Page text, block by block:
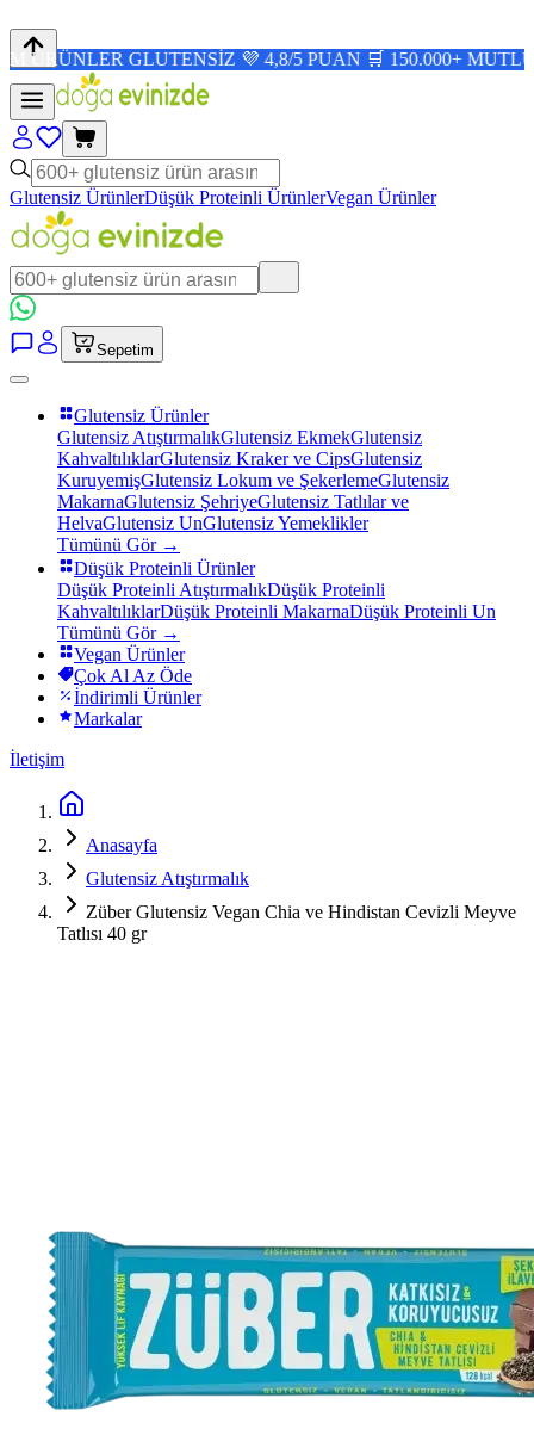
GLUTENSİZ 💜 4,8/5 PUAN 🛒 150.000+ MUTLU
Glutensiz ÜrünlerDüşük Proteinli ÜrünlerVegan Ürünler
Sepetim
Glutensiz Ürünler
Glutensiz AtıştırmalıkGlutensiz EkmekGlutensiz
KahvaltılıklarGlutensiz Kraker ve CipsGlutensiz
KuruyemişGlutensiz Lokum ve ŞekerlemeGlutensiz
MakarnaGlutensiz ŞehriyeGlutensiz Tatlılar ve
HelvaGlutensiz UnGlutensiz Yemeklikler
Tümünü Gör →
Düşük Proteinli Ürünler
Düşük Proteinli AtıştırmalıkDüşük Proteinli
KahvaltılıklarDüşük Proteinli MakarnaDüşük Proteinli Un
Tümünü Gör →
Vegan Ürünler
Çok Al Az Öde
İndirimli Ürünler
Markalar
İletişim
Anasayfa
Glutensiz Atıştırmalık
Züber Glutensiz Vegan Chia ve Hindistan Cevizli Meyve
Tatlısı 40 gr